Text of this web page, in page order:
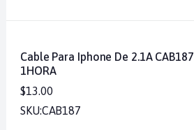
Cable Para Iphone De 2.1A CAB187
1HORA
$13.00
SKU:CAB187